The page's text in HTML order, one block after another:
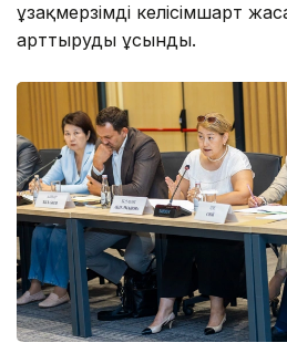
ұзақмерзімді келісімшарт
арттыруды ұсынды.